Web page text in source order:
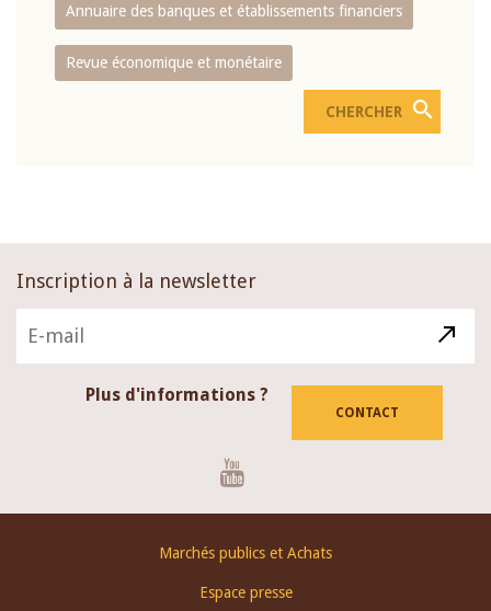
Annuaire des banques et établissements financiers
Revue économique et monétaire
Inscription à la newsletter
Plus d'informations ?
CONTACT
Marchés publics et Achats
Espace presse